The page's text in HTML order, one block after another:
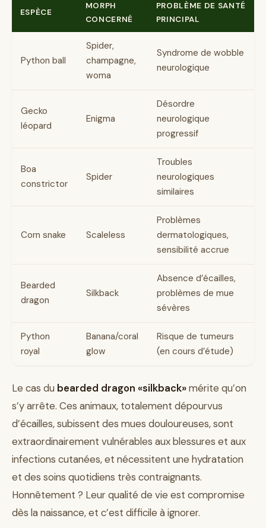
ESPÈCE
MORPH
CONCERNÉ
PROBLÈME DE SANTÉ
PRINCIPAL
Python ball
Spider,
champagne,
woma
Syndrome de wobble
neurologique
Gecko
léopard
Enigma
Désordre
neurologique
progressif
Boa
constrictor
Spider
Troubles
neurologiques
similaires
Corn snake Scaleless
Problèmes
dermatologiques,
sensibilité accrue
Bearded
dragon
Silkback
Absence d’écailles,
problèmes de mue
sévères
Python
royal
Banana/coral
glow
Risque de tumeurs
(en cours d’étude)
Le cas du bearded dragon «silkback»mérite qu’on
s’y arrête. Ces animaux, totalement dépourvus
d’écailles, subissent des mues douloureuses, sont
extraordinairement vulnérables aux blessures et aux
infections cutanées, et nécessitent une hydratation
et des soins quotidiens très contraignants.
Honnêtement ? Leur qualité de vie est compromise
dès la naissance, et c’est difficile à ignorer.